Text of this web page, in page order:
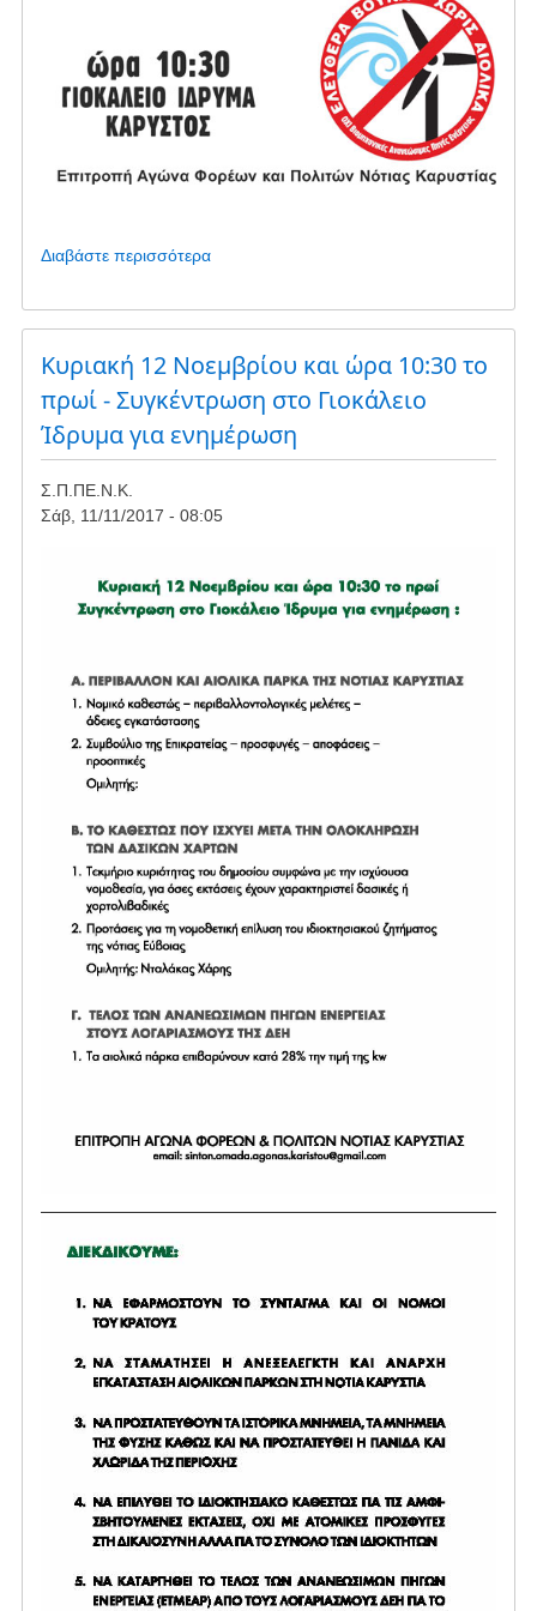
Διαβάστε περισσότεραγια
Συγκέντρωση
Διαμαρτυρίας
στην
Κάρυστο
στις
12/11/2017
Κυριακή 12 Νοεμβρίου και ώρα 10:30 το
πρωί - Συγκέντρωση στο Γιοκάλειο
Ίδρυμα για ενημέρωση
Σ.Π.ΠΕ.Ν.Κ.
Σάβ, 11/11/2017 - 08:05